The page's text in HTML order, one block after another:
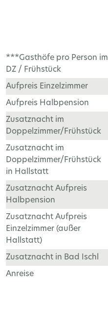
***Gasthöfe pro Person im
DZ / Frühstück
Aufpreis Einzelzimmer
Aufpreis Halbpension
Zusatznacht im
Doppelzimmer/Frühstück
Zusatznacht im
Doppelzimmer/Frühstück
in Hallstatt
Zusatznacht Aufpreis
Halbpension
Zusatznacht Aufpreis
Einzelzimmer (außer
Hallstatt)
Zusatznacht in Bad Ischl
Anreise